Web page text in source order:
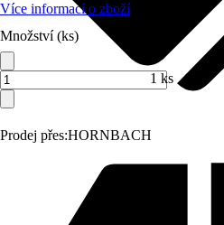
Prodej přes:HORNBACH
Více informací o zboží
Množství (ks)
1 ks